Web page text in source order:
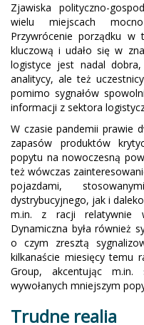
Zjawiska polityczno-
wielu miejscach
Przywrócenie porządku w
kluczową i udało się w
logistyce jest nadal
analitycy, ale też
pomimo sygnałów
informacji z sektora
W czasie pandemii prawie
zapasów produktów
popytu na nowoczesną
też wówczas
pojazdami,
dystrybucyjnego, jak i
m.in. z racji relatywnie
Dynamiczna była również
o czym zresztą
kilkanaście miesięcy temu
Group, akcentując m.in.
wywołanych mniejszym
Trudne realia